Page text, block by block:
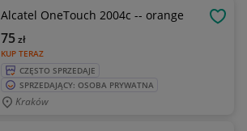
Alcatel OneTouch 2004c -- orange
KUP TERAZ
75zł
CZĘSTO SPRZEDAJE
SPRZEDAJĄCY: OSOBA PRYWATNA
Kraków